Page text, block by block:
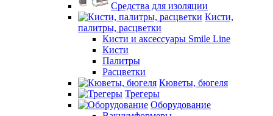
Средства для изоляции
Кисти,
палитры, расцветки
Кисти и аксессуары Smile Line
Кисти
Палитры
Расцветки
Кюветы, бюгеля
Трегеры
Оборудование